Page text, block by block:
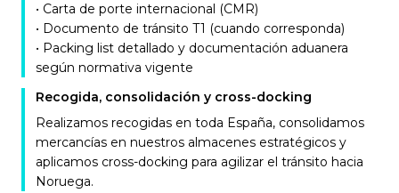
• Carta de porte internacional (CMR)
• Documento de tránsito T1 (cuando corresponda)
• Packing list detallado y documentación aduanera
según normativa vigente
Recogida, consolidación y cross-docking
Realizamos recogidas en toda España, consolidamos
mercancías en nuestros almacenes estratégicos y
aplicamos cross-docking para agilizar el tránsito hacia
Noruega.